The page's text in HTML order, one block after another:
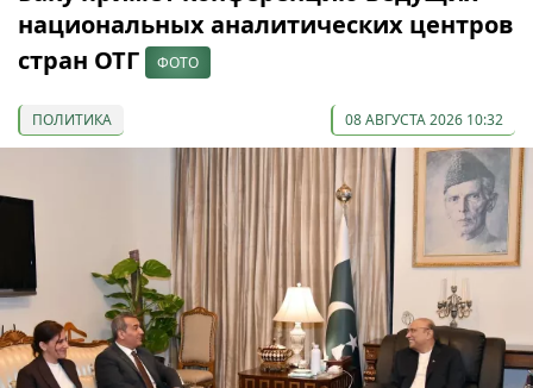
национальных аналитических центров
стран ОТГ
ФОТО
ПОЛИТИКА 08 АВГУСТА 2026 10:32